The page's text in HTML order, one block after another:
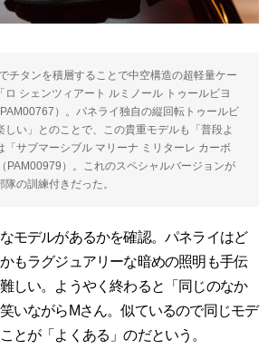
チタンを積層することで中空構造の超軽量ケー
ロ シェンツィアート ルミノール トゥールビヨ
）。パネライ独自の縦回転トゥールビ
しい」とのことで、この貴重モデルも「普段よ
「サブマーシブル マリーナ ミリターレ カーボ
PAM00979）。これのスペシャルバージョンが
の訓練付きだった。
モデルがあるかを確認。パネライはど
もラグジュアリーな暗めの照明も手伝
しい。ようやく終わると「同じのなか
いながらMさん。似ているので同じモデ
とが「よくある」のだという。